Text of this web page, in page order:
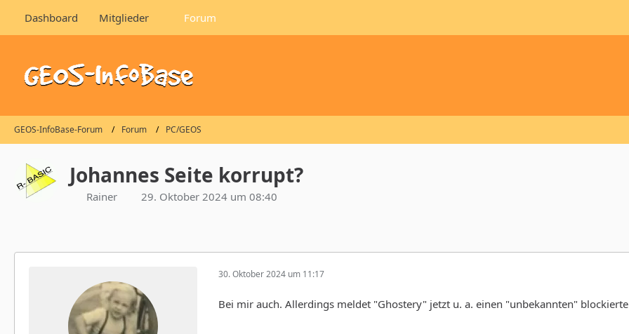
Dashboard Mitglieder Forum
GEOS-InfoBase-Forum Forum PC/GEOS
Johannes Seite korrupt?
Rainer 29. Oktober 2024 um 08:40
30. Oktober 2024 um 11:17
Bei mir auch. Allerdings meldet "Ghostery" jetzt u. a. einen "unbekannten"